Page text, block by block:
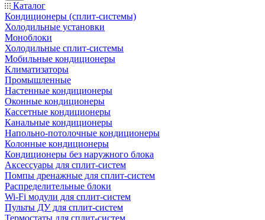
Каталог
Кондиционеры (сплит-системы)
Холодильные установки
Моноблоки
Холодильные сплит-системы
Мобильные кондиционеры
Климатизаторы
Промышленные
Настенные кондиционеры
Оконные кондиционеры
Кассетные кондиционеры
Канальные кондиционеры
Напольно-потолочные кондиционеры
Колонные кондиционеры
Кондиционеры без наружного блока
Аксессуары для сплит-систем
Помпы дренажные для сплит-систем
Распределительные блоки
Wi-Fi модули для сплит-систем
Пульты ДУ для сплит-систем
Термостаты для сплит-систем